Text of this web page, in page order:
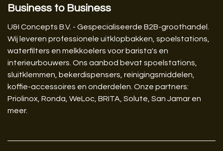
Business to Business
U&I Concepts B.V. - Gespecialiseerde B2B-groothandel.
Wij leveren professionele uitklopbakken, spoelstations,
waterfilters en melkkoelers voor barista's en
interieurbouwers. Ons aanbod bevat spoelstations,
sluitklemmen, bekerdispensers, reinigingsmiddelen,
koffie-accessoires en onderdelen. Onze partners:
Priolinox, Ronda, WeLoc, BRITA, Solute, San Jamar en
meer.